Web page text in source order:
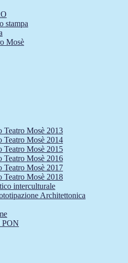
stampa
Mosè
Teatro Mosè 2013
Teatro Mosè 2014
Teatro Mosè 2015
Teatro Mosè 2016
Teatro Mosè 2017
Teatro Mosè 2018
interculturale
Architettonica
PON